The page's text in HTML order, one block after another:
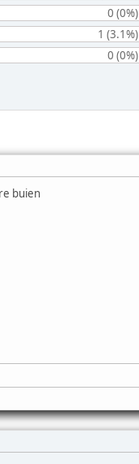
0 (0%)
1 (3.1%)
0 (0%)
buien